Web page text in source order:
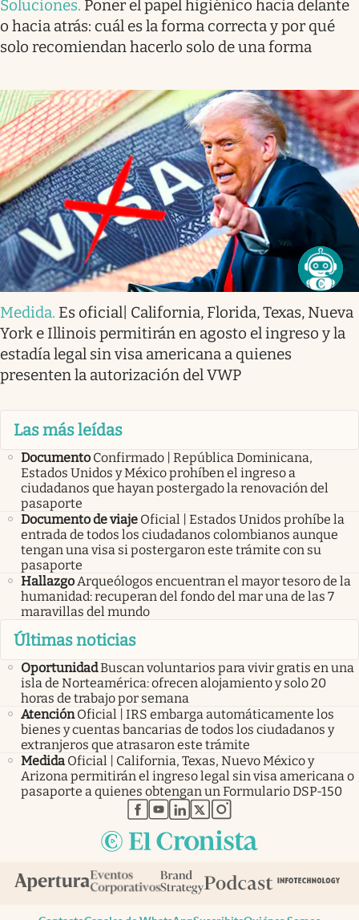
Soluciones. Poner el papel higiénico hacia delante
o hacia atrás: cuál es la forma correcta y por qué
solo recomiendan hacerlo solo de una forma
Medida. Es oficial| California, Florida, Texas, Nueva
York e Illinois permitirán en agosto el ingreso y la
estadía legal sin visa americana a quienes
presenten la autorización del VWP
Las más leídas
Documento Confirmado | República Dominicana,
Estados Unidos y México prohíben el ingreso a
ciudadanos que hayan postergado la renovación del
pasaporte
Documento de viaje Oficial | Estados Unidos prohíbe la
entrada de todos los ciudadanos colombianos aunque
tengan una visa si postergaron este trámite con su
pasaporte
HallazgoArqueólogos encuentran el mayor tesoro de la
humanidad: recuperan del fondo del mar una de las 7
maravillas del mundo
Últimas noticias
OportunidadBuscan voluntarios para vivir gratis en una
isla de Norteamérica: ofrecen alojamiento y solo 20
horas de trabajo por semana
Atención Oficial | IRS embarga automáticamente los
bienes y cuentas bancarias de todos los ciudadanos y
extranjeros que atrasaron este trámite
Medida Oficial | California, Texas, Nuevo México y
Arizona permitirán el ingreso legal sin visa americana o
pasaporte a quienes obtengan un Formulario DSP-150
abre en nueva pestaña
abre en nueva pestaña
abre en nueva pestaña
abre en nueva pestaña
abre en nueva pestaña